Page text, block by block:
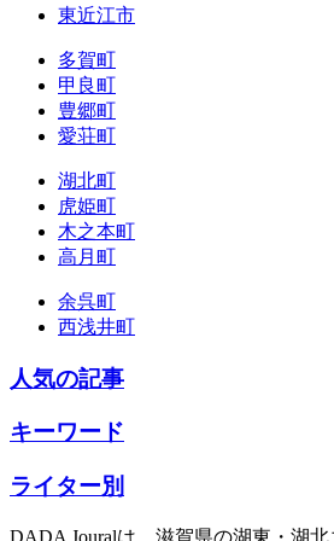
東近江市
多賀町
甲良町
豊郷町
愛荘町
湖北町
虎姫町
木之本町
高月町
余呉町
西浅井町
人気の記事
キーワード
ライター別
DADA Jouralは、滋賀県の湖東・湖